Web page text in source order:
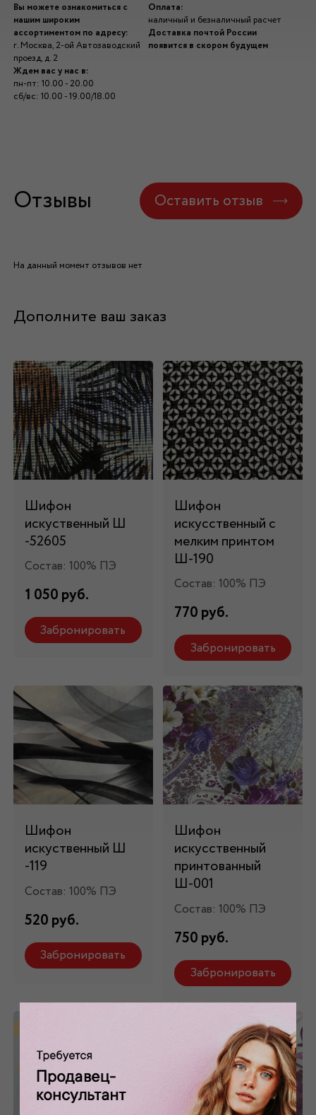
Вы можете ознакомиться с
нашим широким
ассортиментом по адресу:
г. Москва, 2-ой Автозаводский
проезд, д. 2
Ждем вас у нас в:
пн-пт: 10.00 - 20.00
сб/вс: 10.00 - 19.00/18.00
Оплата:
наличный и безналичный расчет
Доставка почтой России
появится в скором будущем
Отзывы Оставить отзыв
На данный момент отзывов нет
Дополните ваш заказ
Шифон
искуственный Ш
-52605
Состав: 100% ПЭ
1 050 руб.
Забронировать
Шифон
искусственный с
мелким принтом
Ш-190
Состав: 100% ПЭ
770 руб.
Забронировать
Шифон
искуственный Ш
-119
Состав: 100% ПЭ
520 руб.
Забронировать
Шифон
искусственный
принтованный
Ш-001
Состав: 100% ПЭ
750 руб.
Забронировать